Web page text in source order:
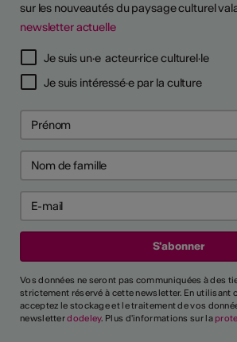
sur les nouveautés du paysage culturel
newsletter actuelle
Je suis un·e acteur·rice culturel·le
Je suis intéressé·e par la culture
Vos données ne seront pas communiquées à des
strictement réservé à cette newsletter. En utilisant
acceptez le stockage et le traitement de vos
newsletterdodeley. Plus d'informations sur la